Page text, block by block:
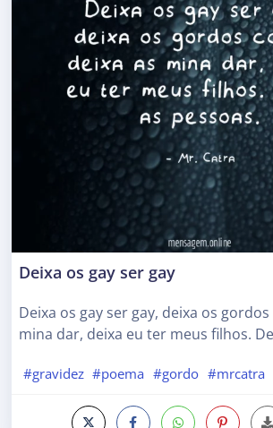
Deixa os gay ser gay
Deixa os gay ser gay, deixa os
mina dar, deixa eu ter meus filhos.
#gravidez #poema #gordo #mrcatra